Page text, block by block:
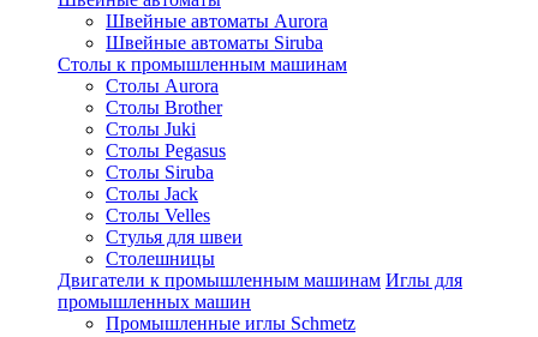
Швейные автоматы Aurora
Швейные автоматы Siruba
Столы к промышленным машинам
Столы Aurora
Столы Brother
Столы Juki
Столы Pegasus
Столы Siruba
Столы Jack
Столы Velles
Стулья для швеи
Столешницы
Двигатели к промышленным машинам Иглы для
промышленных машин
Промышленные иглы Schmetz